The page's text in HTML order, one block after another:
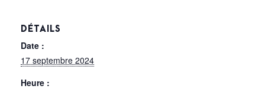
DÉTAILS
Date :
17 septembre 2024
Heure :